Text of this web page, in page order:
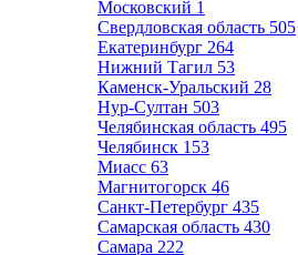
Московский 1
Свердловская область 505
Екатеринбург 264
Нижний Тагил 53
Каменск-Уральский 28
Нур-Султан 503
Челябинская область 495
Челябинск 153
Миасс 63
Магнитогорск 46
Санкт-Петербург 435
Самарская область 430
Самара 222